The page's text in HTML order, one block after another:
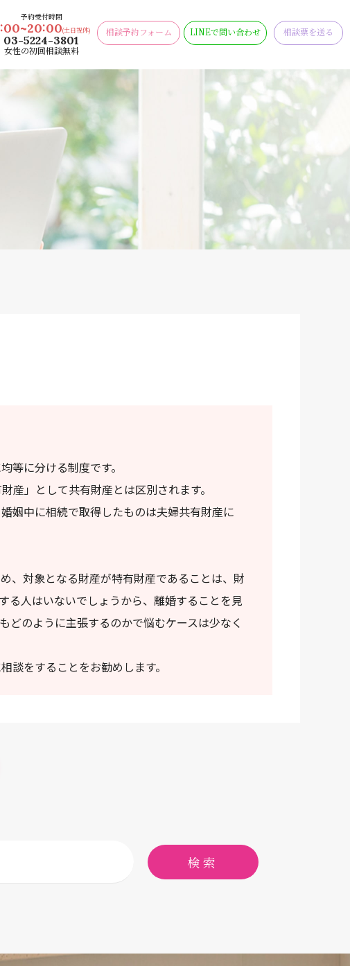
予約受付時間
(土日祝休)
03-5224-3801
女性の初回相談無料
相談予約フォーム LINEで問い合わせ 相談票を送る
等に分ける制度です。
」として共有財産とは区別されます。
姻中に相続で取得したものは夫婦共有財産に
、対象となる財産が特有財産であることは、財
る人はいないでしょうから、離婚することを見
どのように主張するのかで悩むケースは少なく
談をすることをお勧めします。